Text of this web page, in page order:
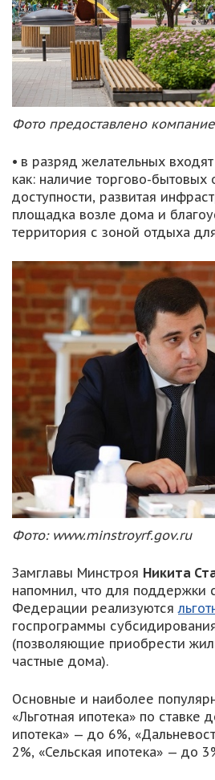
Фото предоставлено
• в разряд желательных
как: наличие торгово-бытовых
доступности, развитая
площадка возле дома и
территория с зоной отдыха
Фото: www.minstroyrf.gov.ru
Замглавы Минстроя Никита
напомнил, что для поддержки
Федерации реализуются
госпрограммы
(позволяющие приобрести
частные дома).
Основные и наиболее
«Льготная ипотека» по ставке
ипотека» — до 6%,
2%, «Сельская ипотека» — до